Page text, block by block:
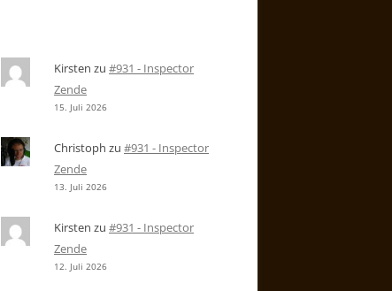
Kirsten zu #931 - Inspector
Zende
15. Juli 2026
Christoph zu #931 - Inspector
Zende
13. Juli 2026
Kirsten zu #931 - Inspector
Zende
12. Juli 2026